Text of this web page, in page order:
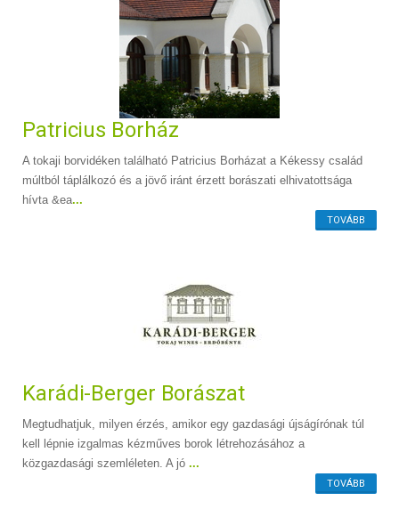
Patricius Borház
A tokaji borvidéken található Patricius Borházat a Kékessy család
múltból táplálkozó és a jövő iránt érzett borászati elhivatottsága
hívta &ea...
TOVÁBB
Karádi-Berger Borászat
Megtudhatjuk, milyen érzés, amikor egy gazdasági újságírónak túl
kell lépnie izgalmas kézműves borok létrehozásához a
közgazdasági szemléleten. A jó ...
TOVÁBB